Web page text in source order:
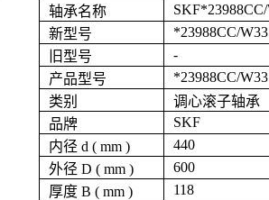
轴承名称
新型号
*23988CC/W33
旧型号
-
产品型号
*23988CC/W33
类别
调心滚子轴承
品牌
SKF
内径 d ( mm )
440
外径 D ( mm )
600
厚度 B ( mm )
118